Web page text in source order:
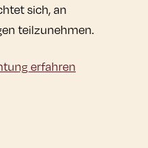
sich, an
teilzunehmen.
erfahren
erfahren